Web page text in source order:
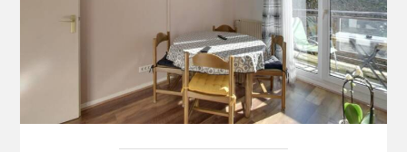
la nuitée : 187€
+ 1,65€ taxe de séjour par pers. /
jour